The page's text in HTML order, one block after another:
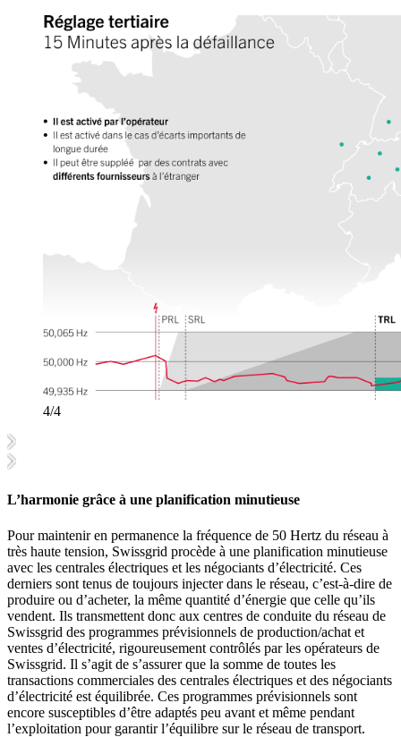
4/4
L’harmonie grâce à une planification minutieuse
Pour maintenir en permanence la fréquence de 50 Hertz du réseau à
très haute tension, Swissgrid procède à une planification minutieuse
avec les centrales électriques et les négociants d’électricité. Ces
derniers sont tenus de toujours injecter dans le réseau, c’est-à-dire de
produire ou d’acheter, la même quantité d’énergie que celle qu’ils
vendent. Ils transmettent donc aux centres de conduite du réseau de
Swissgrid des programmes prévisionnels de production/achat et
ventes d’électricité, rigoureusement contrôlés par les opérateurs de
Swissgrid. Il s’agit de s’assurer que la somme de toutes les
transactions commerciales des centrales électriques et des négociants
d’électricité est équilibrée. Ces programmes prévisionnels sont
encore susceptibles d’être adaptés peu avant et même pendant
l’exploitation pour garantir l’équilibre sur le réseau de transport.